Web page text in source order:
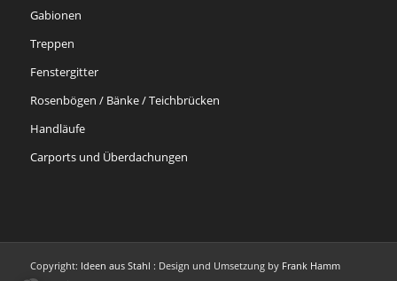
Gabionen
Treppen
Fenstergitter
Rosenbögen / Bänke / Teichbrücken
Handläufe
Carports und Überdachungen
Copyright: Ideen aus Stahl : Design und Umsetzung by Frank Hamm